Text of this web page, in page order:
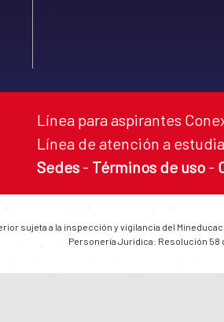
Línea para aspirantes
Línea de atención a
Sedes - Términos de uso -
sujeta a la inspección y vigilancia del
Personería Jurídica: Resolución 58